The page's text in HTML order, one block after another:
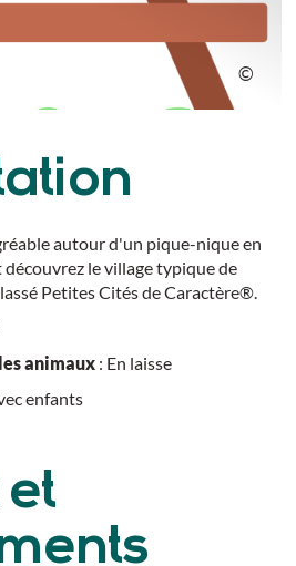
autour d'un pique-nique en
le village typique de
Petites Cités de Caractère®.
animaux: En laisse
enfants